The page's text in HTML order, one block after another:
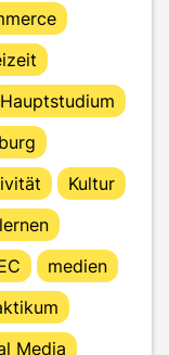
Hauptstudium
Kultur
lernen
medien
Media